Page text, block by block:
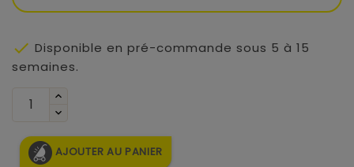
 Disponible en pré-commande sous 5 à 15
semaines.
AJOUTER AU PANIER